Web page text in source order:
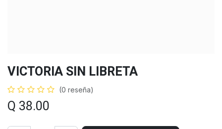
VICTORIA SIN LIBRETA
(0 reseña)
Q 38.00